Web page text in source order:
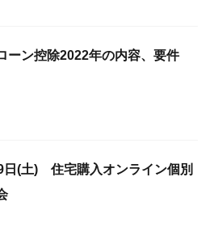
ーン控除2022年の内容、要件
日(土) 住宅購入オンライン個別